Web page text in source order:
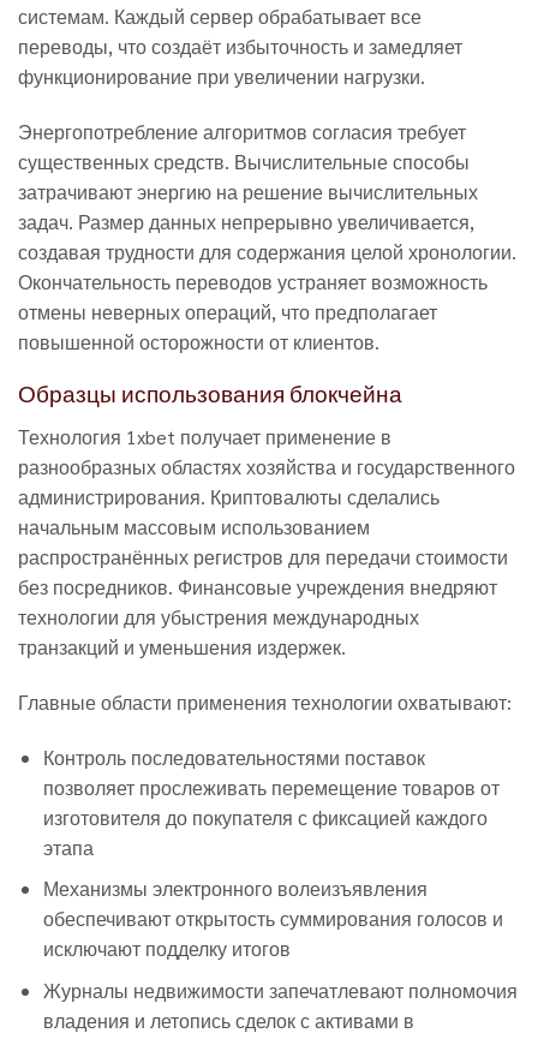
системам. Каждый сервер обрабатывает все
переводы, что создаёт избыточность и замедляет
функционирование при увеличении нагрузки.
Энергопотребление алгоритмов согласия требует
существенных средств. Вычислительные способы
затрачивают энергию на решение вычислительных
задач. Размер данных непрерывно увеличивается,
создавая трудности для содержания целой хронологии.
Окончательность переводов устраняет возможность
отмены неверных операций, что предполагает
повышенной осторожности от клиентов.
Образцы использования блокчейна
Технология 1xbet получает применение в
разнообразных областях хозяйства и государственного
администрирования. Криптовалюты сделались
начальным массовым использованием
распространённых регистров для передачи стоимости
без посредников. Финансовые учреждения внедряют
технологии для убыстрения международных
транзакций и уменьшения издержек.
Главные области применения технологии охватывают:
Контроль последовательностями поставок
позволяет прослеживать перемещение товаров от
изготовителя до покупателя с фиксацией каждого
этапа
Механизмы электронного волеизъявления
обеспечивают открытость суммирования голосов и
исключают подделку итогов
Журналы недвижимости запечатлевают полномочия
владения и летопись сделок с активами в